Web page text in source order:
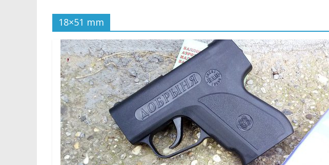
18×51 mm